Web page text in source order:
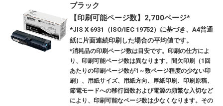
ブラック
【印刷可能ページ数】2,700ページ*
*JIS X 6931（ISO/IEC 19752）に基づき、A4普通
紙に片面連続印刷した場合の平均値です。
*消耗品の印刷ページ数は目安です。印刷の仕方によ
り、印刷可能ページ数は異なります。間欠印刷（1回
あたりの印刷ページ数が1～数ページ程度の少ない印
刷）、用紙サイズ、用紙方向、厚紙印刷、印刷原稿、
節電モードへの移行回数および電源の頻繁な入切など
により、印刷可能なページ数は少なくなります。その